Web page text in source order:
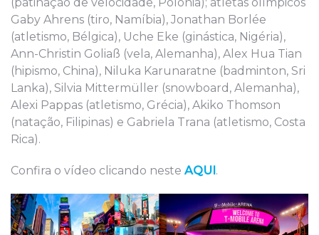
Gaby Ahrens (tiro, Namíbia), Jonathan Borlée
(atletismo, Bélgica), Uche Eke (ginástica, Nigéria),
Ann-Christin Goliaß (vela, Alemanha), Alex Hua Tian
(hipismo, China), Niluka Karunaratne (badminton, Sri
Lanka), Silvia Mittermüller (snowboard, Alemanha),
Alexi Pappas (atletismo, Grécia), Akiko Thomson
(natação, Filipinas) e Gabriela Trana (atletismo, Costa
Rica).
Confira o vídeo clicando neste AQUI.